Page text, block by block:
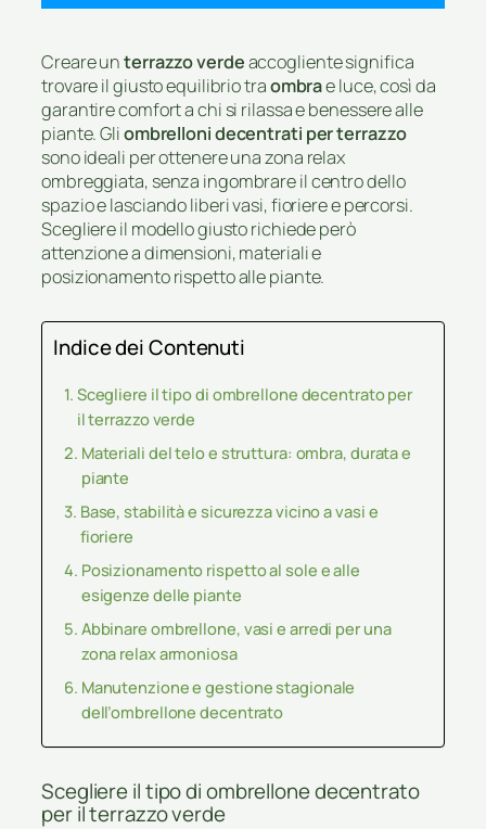
Creare unterrazzo verdeaccogliente significa
trovare il giusto equilibrio traombrae luce, così da
garantire comfort a chi si rilassa e benessere alle
piante. Gliombrelloni decentrati per terrazzo
sono ideali per ottenere una zona relax
ombreggiata, senza ingombrare il centro dello
spazio e lasciando liberi vasi, fioriere e percorsi.
Scegliere il modello giusto richiede però
attenzione a dimensioni, materiali e
posizionamento rispetto alle piante.
Indice dei Contenuti
Scegliere il tipo di ombrellone decentrato per
il terrazzo verde
Materiali del telo e struttura: ombra, durata e
piante
Base, stabilità e sicurezza vicino a vasi e
fioriere
Posizionamento rispetto al sole e alle
esigenze delle piante
Abbinare ombrellone, vasi e arredi per una
zona relax armoniosa
Manutenzione e gestione stagionale
dell’ombrellone decentrato
Scegliere il tipo di ombrellone decentrato
per il terrazzo verde